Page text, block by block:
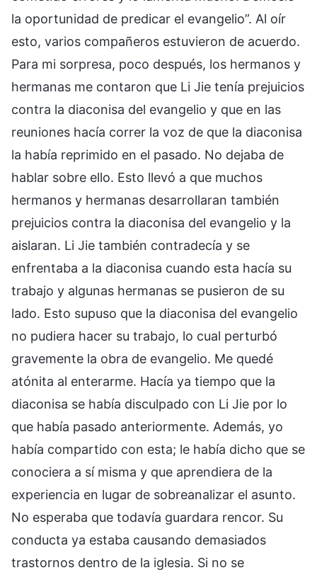
la oportunidad de predicar el evangelio”. Al oír
esto, varios compañeros estuvieron de acuerdo.
Para mi sorpresa, poco después, los hermanos y
hermanas me contaron que Li Jie tenía prejuicios
contra la diaconisa del evangelio y que en las
reuniones hacía correr la voz de que la diaconisa
la había reprimido en el pasado. No dejaba de
hablar sobre ello. Esto llevó a que muchos
hermanos y hermanas desarrollaran también
prejuicios contra la diaconisa del evangelio y la
aislaran. Li Jie también contradecía y se
enfrentaba a la diaconisa cuando esta hacía su
trabajo y algunas hermanas se pusieron de su
lado. Esto supuso que la diaconisa del evangelio
no pudiera hacer su trabajo, lo cual perturbó
gravemente la obra de evangelio. Me quedé
atónita al enterarme. Hacía ya tiempo que la
diaconisa se había disculpado con Li Jie por lo
que había pasado anteriormente. Además, yo
había compartido con esta; le había dicho que se
conociera a sí misma y que aprendiera de la
experiencia en lugar de sobreanalizar el asunto.
No esperaba que todavía guardara rencor. Su
conducta ya estaba causando demasiados
trastornos dentro de la iglesia. Si no se